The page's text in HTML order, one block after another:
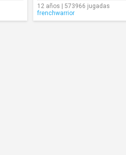
12 años | 573966 jugadas
frenchwarrior